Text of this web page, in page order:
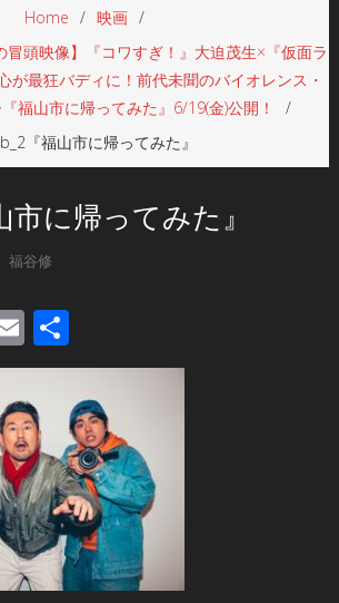
Home
映画
冒頭映像】『コワすぎ！』大迫茂生×『仮面ラ
が最狂バディに！前代未聞のバイオレンス・
福山市に帰ってみた』6/19(金)公開！
『福山市に帰ってみた』
市に帰ってみた』
福谷修
Email
有